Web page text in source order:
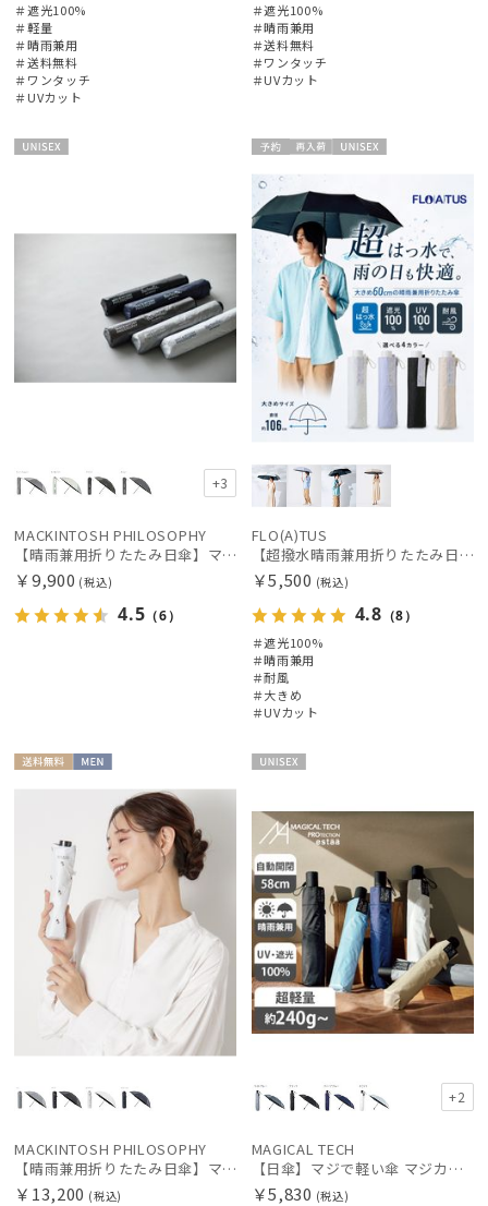
絞り込み
レディース メンズ キッズ
その他
カラー
価格・割引率
販売状況
＃遮光100%
＃軽量
＃晴雨兼用
＃送料無料
＃ワンタッチ
＃UVカット
＃遮光100%
＃晴雨兼用
＃送料無料
＃ワンタッチ
＃UVカット
+3
MACKINTOSH PHILOSOPHY
【晴雨兼用折りたたみ日傘】マッキントッシュ フィロソフィー(MACKINTOSH PHILOSOPHY) バーブレラ サンプロテクトシリーズ（SUNPROTECT）無地 軽量 遮熱 遮光100 55
￥9,900 (税込)
4.5 （6）
荷
X
FLO(A)TUS
【超撥水晴雨兼用折りたたみ日傘】フロータス（FLO(A)TUS）プレーン 大きめ60 晴雨兼用 UV100 遮光100 簡単開閉 耐風
￥5,500 (税込)
4.8 （8）
＃遮光100%
＃晴雨兼用
＃耐風
＃大きめ
＃UVカット
MACKINTOSH PHILOSOPHY
【晴雨兼用折りたたみ日傘】マッキントッシュ フィロソフィー (MACKINTOSH PHILOSOPHY)コーギー 雨の日OK 軽量 遮光100％ 遮熱 UV
￥13,200 (税込)
+2
MAGICAL TECH
【日傘】マジで軽い傘 マジカルテックプロテクション(MAGICAL TECH PROTECTION) 58cm 晴雨兼用傘自動開閉折りたたみ日傘 一級遮光100% UV 軽量 機能性 大きめ 人気
￥5,830 (税込)